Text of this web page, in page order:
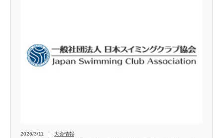
2026/3/11 大会情報